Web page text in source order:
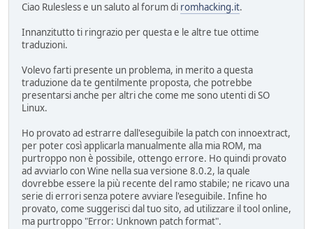
Ciao Rulesless e un saluto al forum di romhacking.it.
Innanzitutto ti ringrazio per questa e le altre tue ottime
traduzioni.
Volevo farti presente un problema, in merito a questa
traduzione da te gentilmente proposta, che potrebbe
presentarsi anche per altri che come me sono utenti di SO
Linux.
Ho provato ad estrarre dall'eseguibile la patch con innoextract,
per poter così applicarla manualmente alla mia ROM, ma
purtroppo non è possibile, ottengo errore. Ho quindi provato
ad avviarlo con Wine nella sua versione 8.0.2, la quale
dovrebbe essere la più recente del ramo stabile; ne ricavo una
serie di errori senza potere avviare l'eseguibile. Infine ho
provato, come suggerisci dal tuo sito, ad utilizzare il tool online,
ma purtroppo "Error: Unknown patch format".